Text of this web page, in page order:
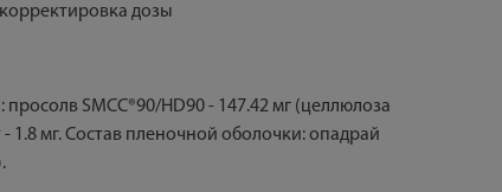
дозы
SMCC®90/HD90 - 147.42 мг (целлюлоза
1.8 мг. Состав пленочной оболочки: опадрай